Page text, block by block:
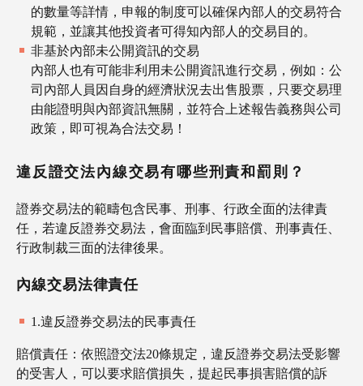
的數量等詳情，申報的制度可以確保內部人的交易符合
規範，並讓其他投資者可得知內部人的交易目的。
非基於內部未公開資訊的交易
內部人也有可能非利用未公開資訊進行交易，例如：公
司內部人員因自身的經濟狀況去出售股票，只要交易理
由能證明與內部資訊無關，並符合上述報告義務與公司
政策，即可視為合法交易！
違反證交法內線交易有哪些刑責和罰則？
證券交易法的範疇包含民事、刑事、行政全面的法律責
任，若違反證券交易法，會面臨到民事賠償、刑事責任、
行政制裁三面的法律後果。
內線交易法律責任
1.違反證券交易法的民事責任
賠償責任：依照證交法20條規定，違反證券交易法受影響
的受害人，可以要求賠償損失，提起民事損害賠償的訴